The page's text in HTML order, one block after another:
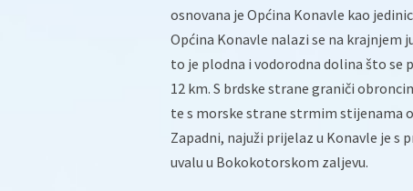
osnovana je Općina Konavle kao
Općina Konavle nalazi se na krajnjem
to je plodna i vodorodna dolina što se
12 km. S brdske strane graniči
te s morske strane strmim stijenama
Zapadni, najuži prijelaz u Konavle je s
uvalu u Bokokotorskom zaljevu.